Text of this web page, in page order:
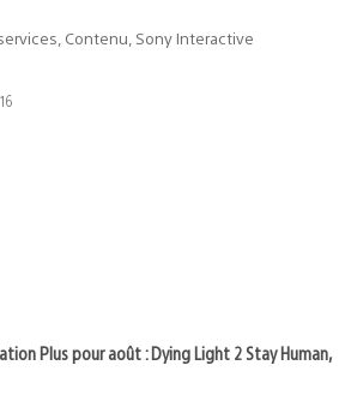
Contenu, Sony Interactive
16
Plus pour août : Dying Light 2 Stay Human,